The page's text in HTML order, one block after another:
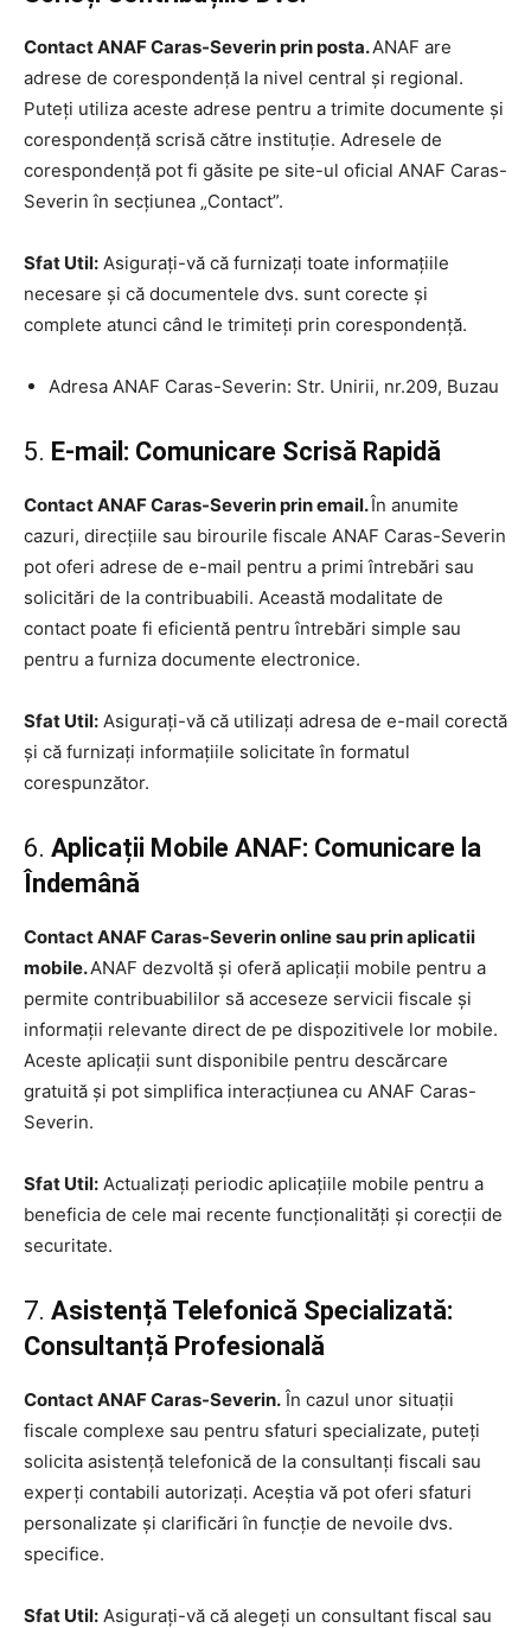
Contact ANAF Caras-Severin prin posta.ANAF are
adrese de corespondență la nivel central și regional.
Puteți utiliza aceste adrese pentru a trimite documente și
corespondență scrisă către instituție. Adresele de
corespondență pot fi găsite pe site-ul oficial ANAF Caras-
Severin în secțiunea „Contact”.
Sfat Util: Asigurați-vă că furnizați toate informațiile
necesare și că documentele dvs. sunt corecte și
complete atunci când le trimiteți prin corespondență.
Adresa ANAF Caras-Severin: Str. Unirii, nr.209, Buzau
5. E-mail: Comunicare Scrisă Rapidă
Contact ANAF Caras-Severin prin email.În anumite
cazuri, direcțiile sau birourile fiscale ANAF Caras-Severin
pot oferi adrese de e-mail pentru a primi întrebări sau
solicitări de la contribuabili. Această modalitate de
contact poate fi eficientă pentru întrebări simple sau
pentru a furniza documente electronice.
Sfat Util: Asigurați-vă că utilizați adresa de e-mail corectă
și că furnizați informațiile solicitate în formatul
corespunzător.
6. Aplicații Mobile ANAF: Comunicare la
Îndemână
Contact ANAF Caras-Severin online sau prin aplicatii
mobile.ANAF dezvoltă și oferă aplicații mobile pentru a
permite contribuabililor să acceseze servicii fiscale și
informații relevante direct de pe dispozitivele lor mobile.
Aceste aplicații sunt disponibile pentru descărcare
gratuită și pot simplifica interacțiunea cu ANAF Caras-
Severin.
Sfat Util: Actualizați periodic aplicațiile mobile pentru a
beneficia de cele mai recente funcționalități și corecții de
securitate.
7. Asistență Telefonică Specializată:
Consultanță Profesională
Contact ANAF Caras-Severin. În cazul unor situații
fiscale complexe sau pentru sfaturi specializate, puteți
solicita asistență telefonică de la consultanți fiscali sau
experți contabili autorizați. Aceștia vă pot oferi sfaturi
personalizate și clarificări în funcție de nevoile dvs.
specifice.
Sfat Util: Asigurați-vă că alegeți un consultant fiscal sau